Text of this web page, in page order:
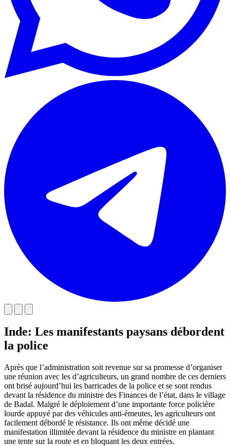
Inde: Les manifestants paysans débordent
la police
Après que l’administration soit revenue sur sa promesse d’organiser
une réunion avec les d’agriculteurs, un grand nombre de ces derniers
ont brisé aujourd’hui les barricades de la police et se sont rendus
devant la résidence du ministre des Finances de l’état, dans le village
de Badal. Malgré le déploiement d’une importante force policière
lourde appuyé par des véhicules anti-émeutes, les agriculteurs ont
facilement débordé le résistance. Ils ont même décidé une
manifestation illimitée devant la résidence du ministre en plantant
une tente sur la route et en bloquant les deux entrées.